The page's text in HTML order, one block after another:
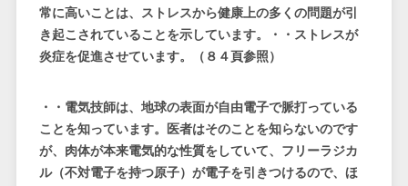
常に高いことは、ストレスから健康上の多くの問題が引
き起こされていることを示しています。・・ストレスが
炎症を促進させています。（８４頁参照）
・・電気技師は、地球の表面が自由電子で脈打っている
ことを知っています。医者はそのことを知らないのです
が、肉体が本来電気的な性質をしていて、フリーラジカ
ル（不対電子を持つ原子）が電子を引きつけるので、ほ